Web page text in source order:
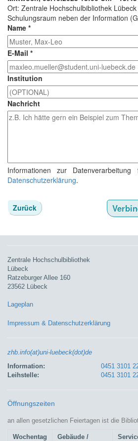
Ort: Zentrale Hochschulbibliothek
Schulungsraum neben der Information
Name *
E-Mail *
Institution
Nachricht
Informationen zur
Datenschutzerklärung.
Zurück
Zentrale Hochschulbibliothek
Lübeck
Ratzeburger Allee 160
23562 Lübeck
Lageplan
Impressum & Datenschutzerklärung
zhb.info(at)uni-luebeck(dot)de
Information:
0451 3101
Leihstelle:
0451 3101
Öffnungszeiten
an allen gesetzlichen Feiertagen ist die
Wochentag Gebäude /